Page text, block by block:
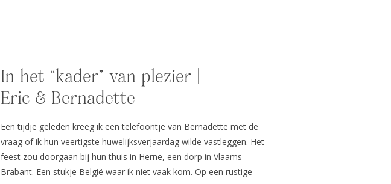
In het “kader” van plezier |
Eric & Bernadette
Een tijdje geleden kreeg ik een telefoontje van Bernadette met de
vraag of ik hun veertigste huwelijksverjaardag wilde vastleggen. Het
feest zou doorgaan bij hun thuis in Herne, een dorp in Vlaams
Brabant. Een stukje België waar ik niet vaak kom. Op een rustige